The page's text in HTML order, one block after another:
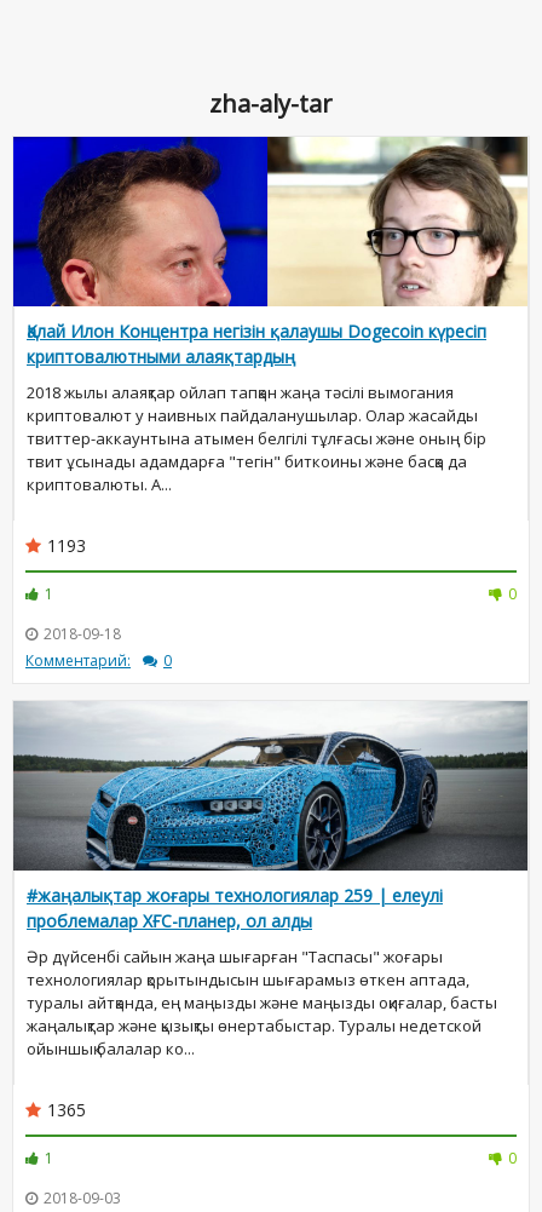
zha-aly-tar
Қалай Илон Концентра негізін қалаушы Dogecoin күресіп
криптовалютными алаяқтардың
2018 жылы алаяқтар ойлап тапқан жаңа тәсілі вымогания
криптовалют у наивных пайдаланушылар. Олар жасайды
твиттер-аккаунтына атымен белгілі тұлғасы және оның бір
твит ұсынады адамдарға "тегін" биткоины және басқа да
криптовалюты. А...
1193
1
0
2018-09-18
Комментарий:
0
#жаңалықтар жоғары технологиялар 259 | елеулі
проблемалар ХҒС-планер, ол алды
Әр дүйсенбі сайын жаңа шығарған "Таспасы" жоғары
технологиялар қорытындысын шығарамыз өткен аптада,
туралы айтқанда, ең маңызды және маңызды оқиғалар, басты
жаңалықтар және қызықты өнертабыстар. Туралы недетской
ойыншық балалар ко...
1365
1
0
2018-09-03